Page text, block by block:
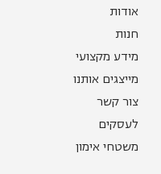
אודות
חנות
מידע מקצועי
מייצגים אותנו
צור קשר
לעסקים
משטחי אימון